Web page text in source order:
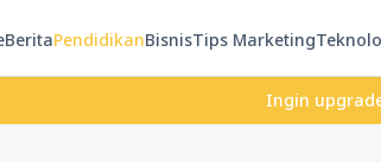
BeritaPendidikanBisnisTips Marketing
Ingin upgrade skill